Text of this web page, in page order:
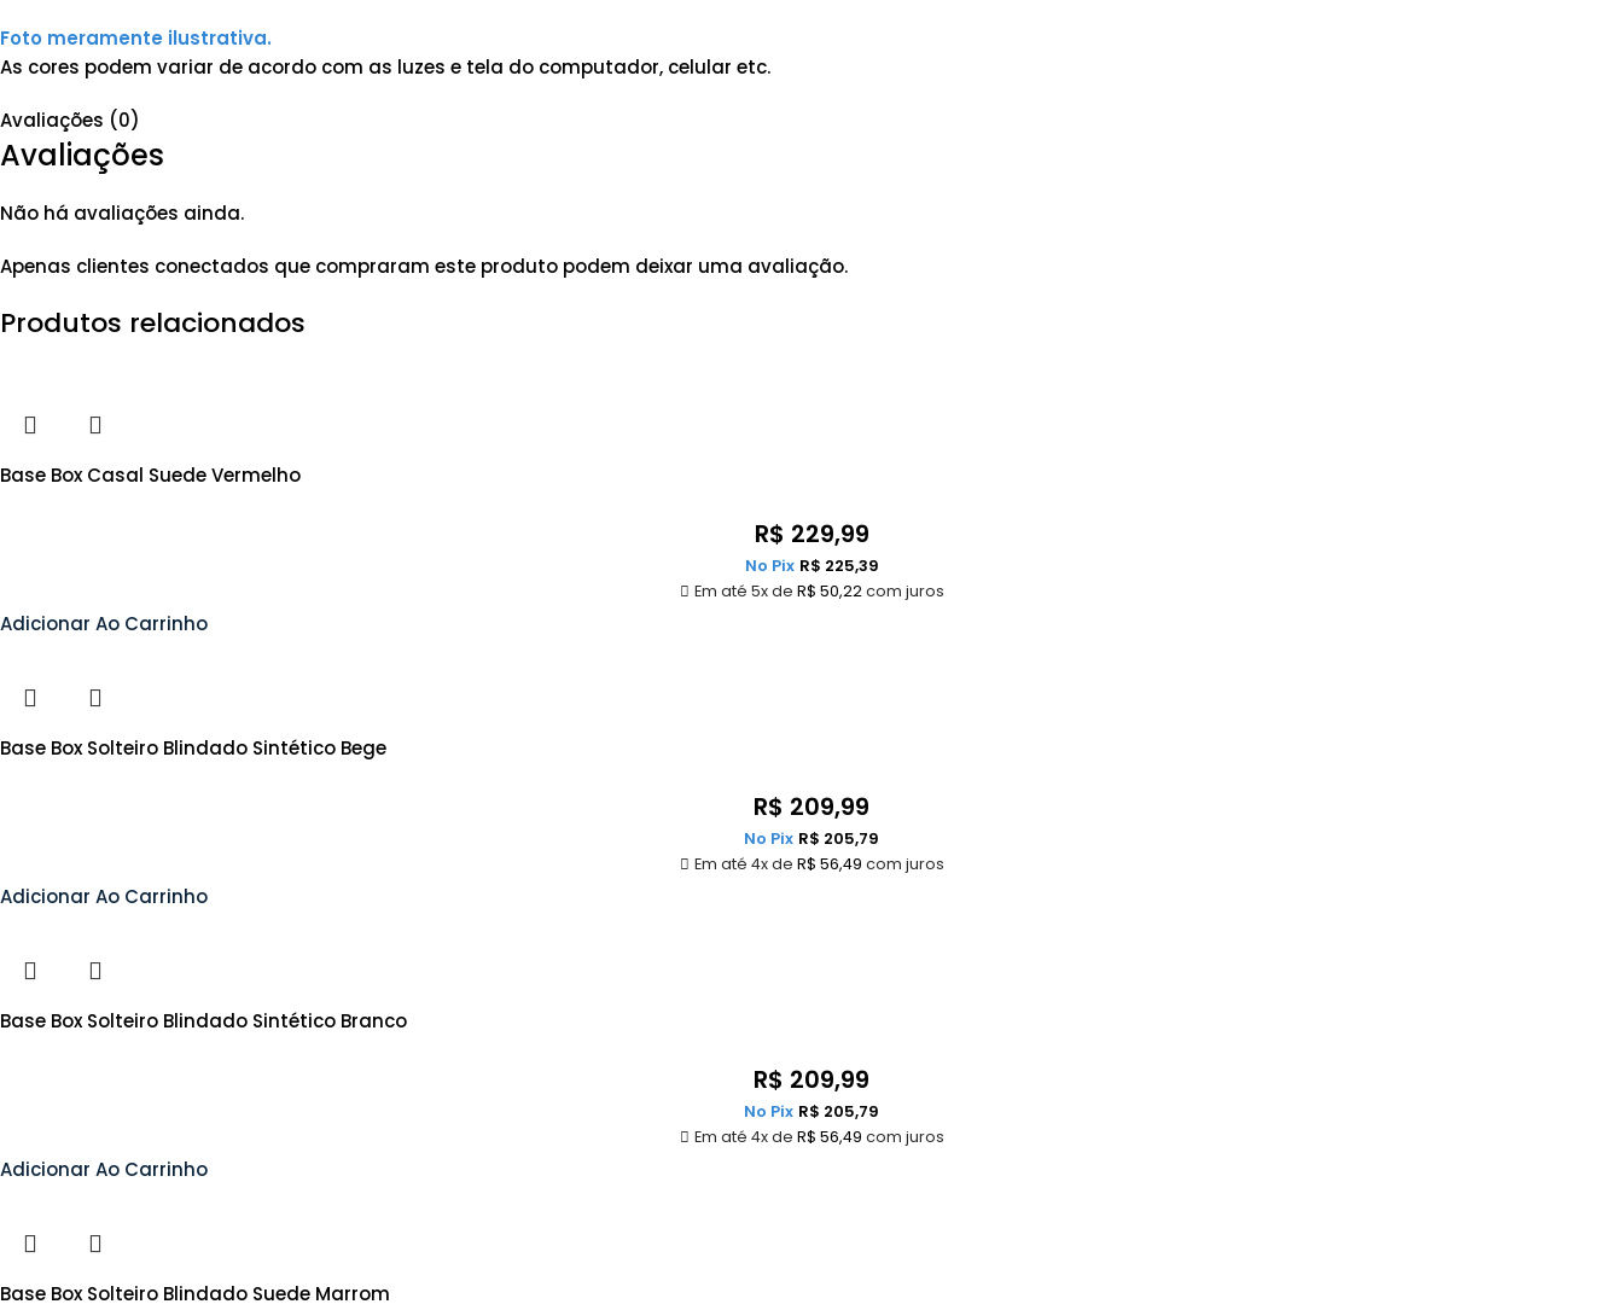
Foto meramente ilustrativa.
As cores podem variar de acordo com as luzes e tela do computador, celular etc.
Avaliações (0)
Avaliações
Não há avaliações ainda.
Apenas clientes conectados que compraram este produto podem deixar uma avaliação.
Produtos relacionados
Base Box Casal Suede Vermelho
R$ 229,99
Em até 5x de R$ 50,22com juros
No Pix R$ 225,39
Adicionar Ao Carrinho
Base Box Solteiro Blindado Sintético Bege
R$ 209,99
Em até 4x de R$ 56,49 com juros
No Pix R$ 205,79
Adicionar Ao Carrinho
Base Box Solteiro Blindado Sintético Branco
R$ 209,99
Em até 4x de R$ 56,49 com juros
No Pix R$ 205,79
Adicionar Ao Carrinho
Base Box Solteiro Blindado Suede Marrom